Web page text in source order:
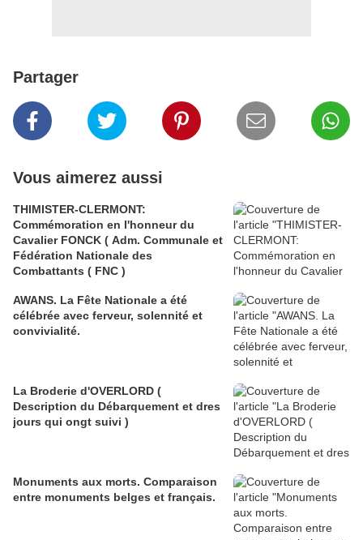
Partager
Vous aimerez aussi
THIMISTER-CLERMONT:
Commémoration en l'honneur du
Cavalier FONCK ( Adm. Communale et
Fédération Nationale des
Combattants ( FNC )
AWANS. La Fête Nationale a été
célébrée avec ferveur, solennité et
convivialité.
La Broderie d'OVERLORD (
Description du Débarquement et dres
jours qui ongt suivi )
Monuments aux morts. Comparaison
entre monuments belges et français.